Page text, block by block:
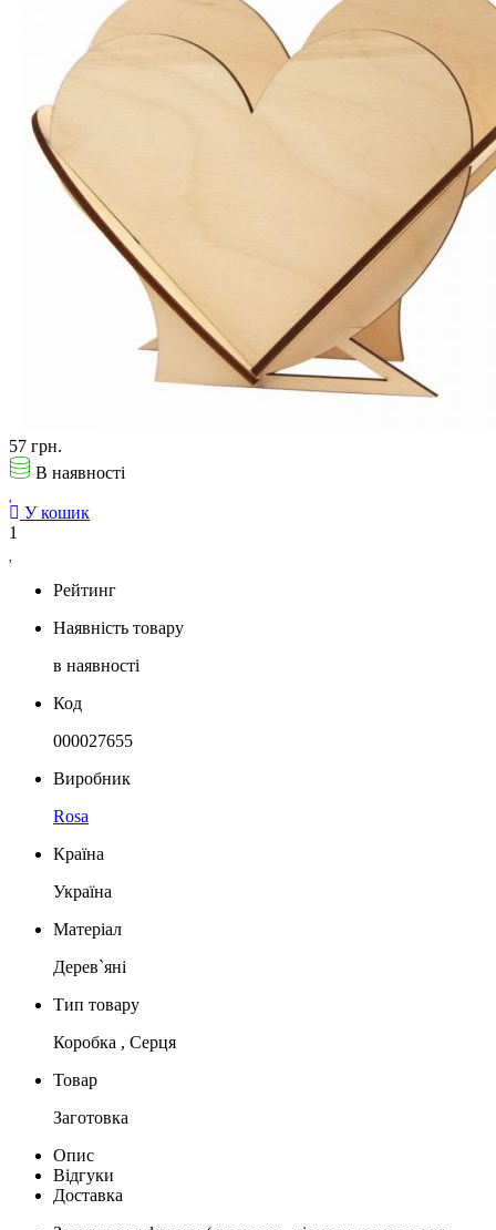
57 грн.
В наявності
У кошик
1
Рейтинг
Наявність товару
в наявності
Код
000027655
Виробник
Rosa
Країна
Україна
Матеріал
Дерев`яні
Тип товару
Коробка , Серця
Товар
Заготовка
Опис
Відгуки
Доставка